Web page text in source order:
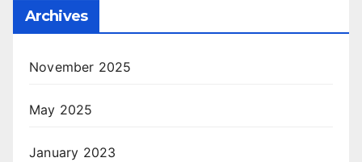
Archives
November 2025
May 2025
January 2023